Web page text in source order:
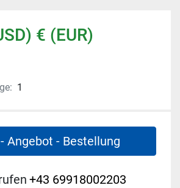
€ (EUR)
1
Angebot - Bestellung
+43 69918002203